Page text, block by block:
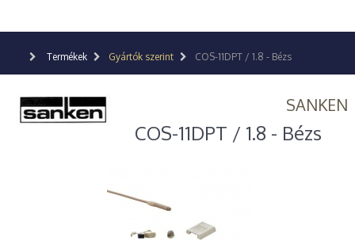
Termékek Gyártók szerint COS-11DPT / 1.8 - Bézs
SANKEN
COS-11DPT / 1.8 - Bézs